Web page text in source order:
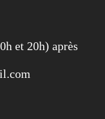
et 20h) après